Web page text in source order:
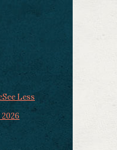
See Less